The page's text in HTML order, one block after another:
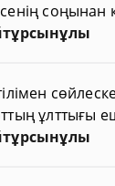
соңынан
ұлттығы